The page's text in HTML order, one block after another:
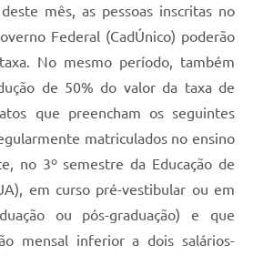
mês, as pessoas inscritas no
Federal (CadÚnico) poderão
No mesmo período, também
de 50% do valor da taxa de
que preencham os seguintes
matriculados no ensino
no 3º semestre da Educação de
em curso pré-vestibular ou em
ou pós-graduação) e que
mensal inferior a dois salários-